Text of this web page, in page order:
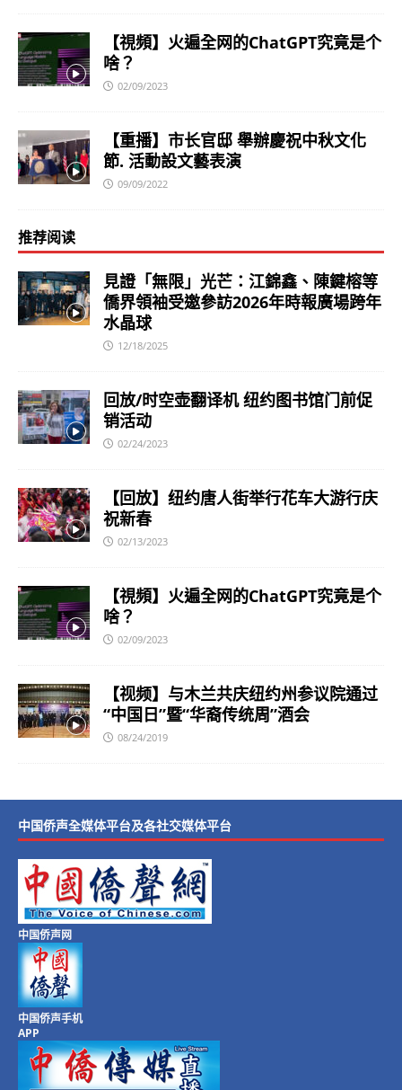
【視頻】火遍全网的ChatGPT究竟是个
啥？
02/09/2023
【重播】市长官邸 舉辦慶祝中秋文化
節. 活動設文藝表演
09/09/2022
推荐阅读
見證「無限」光芒：江錦鑫、陳鍵榕等
僑界領袖受邀參訪2026年時報廣場跨年
水晶球
12/18/2025
回放/时空壶翻译机 纽约图书馆门前促
销活动
02/24/2023
【回放】纽约唐人街举行花车大游行庆
祝新春
02/13/2023
【視頻】火遍全网的ChatGPT究竟是个
啥？
02/09/2023
【视频】与木兰共庆纽约州参议院通过
“中国日”暨“华裔传统周”酒会
08/24/2019
中国侨声全媒体平台及各社交媒体平台
中国侨声网
中国侨声手机
APP